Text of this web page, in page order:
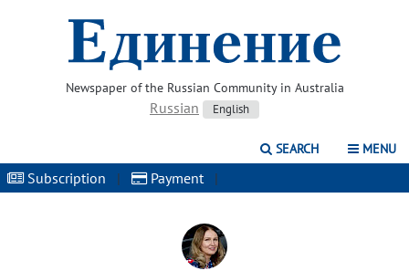
Newspaper of the Russian Community in Australia
Russian English
SEARCH MENU
Subscription | Payment |